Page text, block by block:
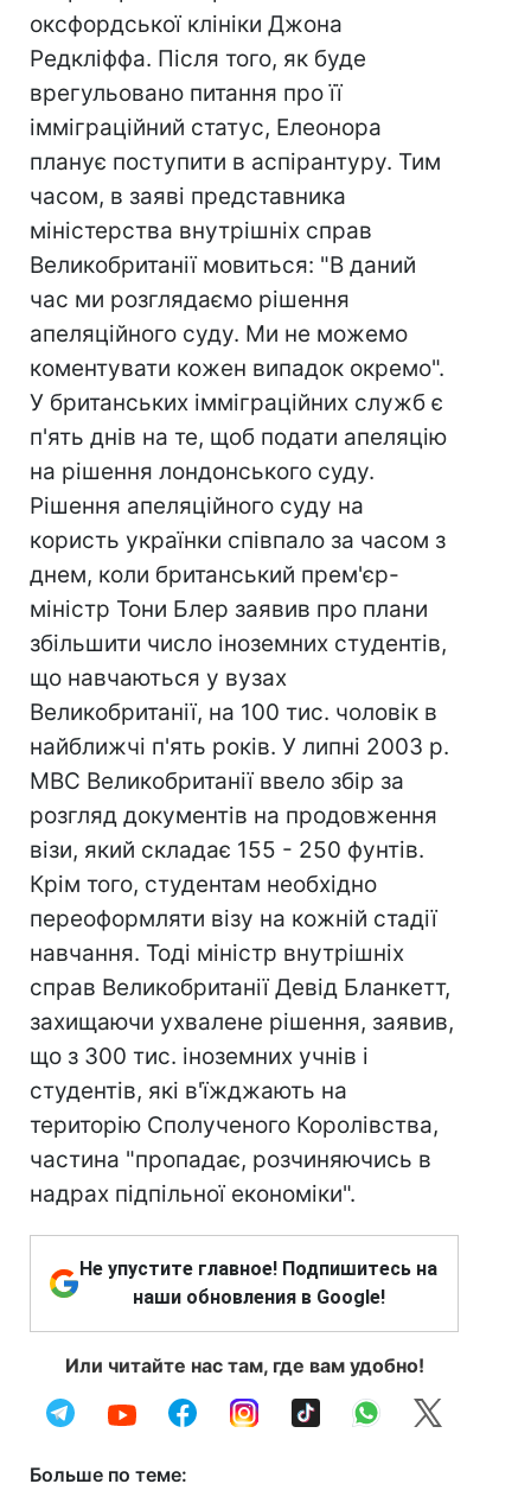
оксфордської клініки Джона
Редкліффа. Після того, як буде
врегульовано питання про її
імміграційний статус, Елеонора
планує поступити в аспірантуру. Тим
часом, в заяві представника
міністерства внутрішніх справ
Великобританії мовиться: "В даний
час ми розглядаємо рішення
апеляційного суду. Ми не можемо
коментувати кожен випадок окремо".
У британських імміграційних служб є
п'ять днів на те, щоб подати апеляцію
на рішення лондонського суду.
Рішення апеляційного суду на
користь українки співпало за часом з
днем, коли британський прем'єр-
міністр Тони Блер заявив про плани
збільшити число іноземних студентів,
що навчаються у вузах
Великобританії, на 100 тис. чоловік в
найближчі п'ять років. У липні 2003 р.
МВС Великобританії ввело збір за
розгляд документів на продовження
візи, який складає 155 - 250 фунтів.
Крім того, студентам необхідно
переоформляти візу на кожній стадії
навчання. Тоді міністр внутрішніх
справ Великобританії Девід Бланкетт,
захищаючи ухвалене рішення, заявив,
що з 300 тис. іноземних учнів і
студентів, які в'їжджають на
територію Сполученого Королівства,
частина "пропадає, розчиняючись в
надрах підпільної економіки".
Не упустите главное! Подпишитесь на
наши обновления в Google!
Или читайте нас там, где вам удобно!
Больше по теме: